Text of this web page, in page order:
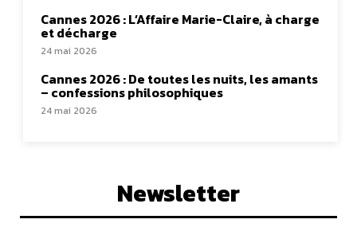
Cannes 2026 : L’Affaire Marie-Claire, à charge
et décharge
24 mai 2026
Cannes 2026 : De toutes les nuits, les amants
– confessions philosophiques
24 mai 2026
Newsletter